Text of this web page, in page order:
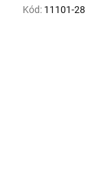
Kód: 11101-28